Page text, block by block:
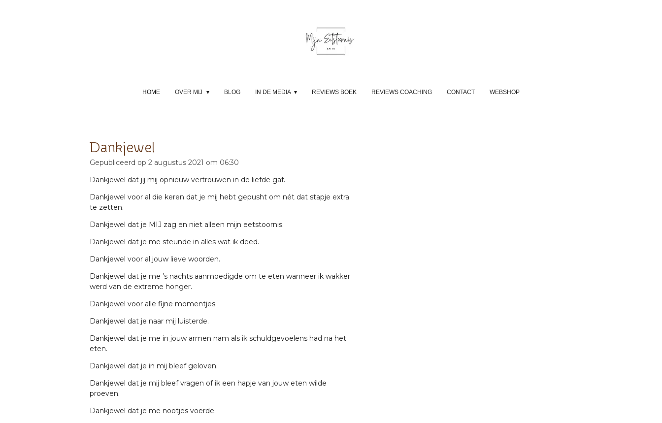
HOME OVER MIJ BLOG IN DE MEDIA REVIEWS BOEK REVIEWS COACHING CONTACT WEBSHOP
Dankjewel
Gepubliceerd op 2 augustus 2021 om 06:30
Dankjewel dat jij mij opnieuw vertrouwen in de liefde gaf.
Dankjewel voor al die keren dat je mij hebt gepusht om nét dat stapje extra
te zetten.
Dankjewel dat je MIJ zag en niet alleen mijn eetstoornis.
Dankjewel dat je me steunde in alles wat ik deed.
Dankjewel voor al jouw lieve woorden.
Dankjewel dat je me ’s nachts aanmoedigde om te eten wanneer ik wakker
werd van de extreme honger.
Dankjewel voor alle fijne momentjes.
Dankjewel dat je naar mij luisterde.
Dankjewel dat je me in jouw armen nam als ik schuldgevoelens had na het
eten.
Dankjewel dat je in mij bleef geloven.
Dankjewel dat je mij bleef vragen of ik een hapje van jouw eten wilde
proeven.
Dankjewel dat je me nootjes voerde.